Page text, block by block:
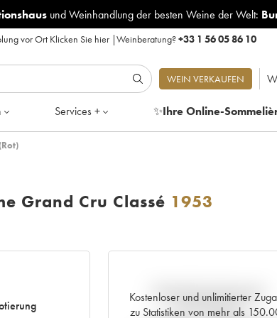
und Weinhandlung der besten Weine der Welt:
vor Ort Klicken Sie hier|Weinberatung?+33 1 56 05 86 10
WEIN VERKAUFEN
Services + ✨Ihre Online-
Grand Cru Classé 1953
Kostenloser und unlimitierter
zu Statistiken von mehr als
Aktuelle Entwicklung der
Preisnotierung